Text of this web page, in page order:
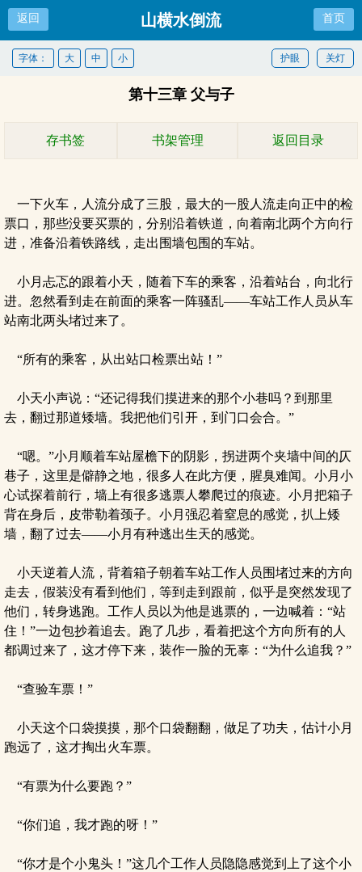
返回 山横水倒流 首页
关灯
护眼
字体： 大 中 小
第十三章 父与子
存书签 书架管理 返回目录
一下火车，人流分成了三股，最大的一股人流走向正中的检
票口，那些没要买票的，分别沿着铁道，向着南北两个方向行
进，准备沿着铁路线，走出围墙包围的车站。
小月忐忑的跟着小天，随着下车的乘客，沿着站台，向北行
进。忽然看到走在前面的乘客一阵骚乱——车站工作人员从车
站南北两头堵过来了。
“所有的乘客，从出站口检票出站！”
小天小声说：“还记得我们摸进来的那个小巷吗？到那里
去，翻过那道矮墙。我把他们引开，到门口会合。”
“嗯。”小月顺着车站屋檐下的阴影，拐进两个夹墙中间的仄
巷子，这里是僻静之地，很多人在此方便，腥臭难闻。小月小
心试探着前行，墙上有很多逃票人攀爬过的痕迹。小月把箱子
背在身后，皮带勒着颈子。小月强忍着窒息的感觉，扒上矮
墙，翻了过去——小月有种逃出生天的感觉。
小天逆着人流，背着箱子朝着车站工作人员围堵过来的方向
走去，假装没有看到他们，等到走到跟前，似乎是突然发现了
他们，转身逃跑。工作人员以为他是逃票的，一边喊着：“站
住！”一边包抄着追去。跑了几步，看着把这个方向所有的人
都调过来了，这才停下来，装作一脸的无辜：“为什么追我？”
“查验车票！”
小天这个口袋摸摸，那个口袋翻翻，做足了功夫，估计小月
跑远了，这才掏出火车票。
“有票为什么要跑？”
“你们追，我才跑的呀！”
“你才是个小鬼头！”这几个工作人员隐隐感觉到上了这个小